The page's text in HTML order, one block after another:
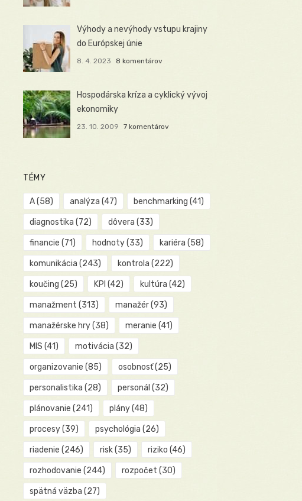
Výhody a nevýhody vstupu krajiny
do Európskej únie
8. 4. 2023 8 komentárov
Hospodárska kríza a cyklický vývoj
ekonomiky
23. 10. 2009 7 komentárov
TÉMY
A(58) analýza (47) benchmarking (41)
diagnostika (72) dôvera (33)
financie (71) hodnoty(33) kariéra (58)
komunikácia (243) kontrola (222)
koučing (25) KPI (42) kultúra (42)
manažment (313) manažér(93)
manažérske hry(38) meranie (41)
MIS (41) motivácia (32)
organizovanie (85) osobnosť(25)
personalistika (28) personál (32)
plánovanie (241) plány(48)
procesy(39) psychológia (26)
riadenie (246) risk(35) riziko (46)
rozhodovanie (244) rozpočet (30)
spätná väzba (27)